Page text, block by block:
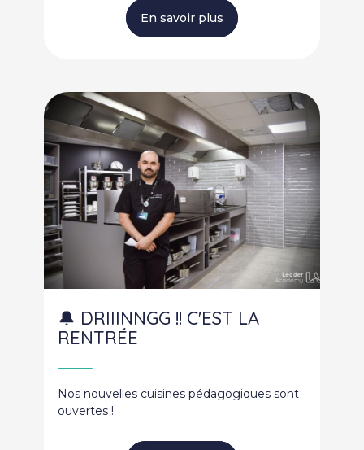
En savoir plus
🔔 DRIIINNGG !! C'EST LA
RENTRÉE
Nos nouvelles cuisines pédagogiques sont
ouvertes !